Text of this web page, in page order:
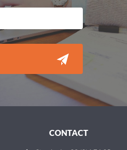
CONTACT